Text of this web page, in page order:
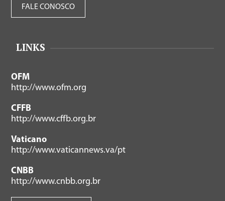
FALE CONOSCO
LINKS
OFM
http://www.ofm.org
CFFB
http://www.cffb.org.br
Vaticano
http://www.vaticannews.va/pt
CNBB
http://www.cnbb.org.br